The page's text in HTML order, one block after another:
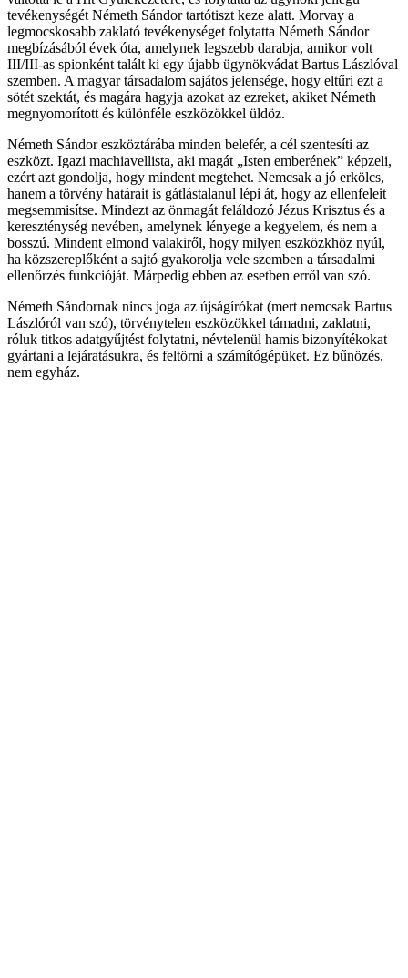
tevékenységét Németh Sándor tartótiszt keze alatt. Morvay a
legmocskosabb zaklató tevékenységet folytatta Németh Sándor
megbízásából évek óta, amelynek legszebb darabja, amikor volt
III/III-as spionként talált ki egy újabb ügynökvádat Bartus Lászlóval
szemben. A magyar társadalom sajátos jelensége, hogy eltűri ezt a
sötét szektát, és magára hagyja azokat az ezreket, akiket Németh
megnyomorított és különféle eszközökkel üldöz.
Németh Sándor eszköztárába minden belefér, a cél szentesíti az
eszközt. Igazi machiavellista, aki magát „Isten emberének” képzeli,
ezért azt gondolja, hogy mindent megtehet. Nemcsak a jó erkölcs,
hanem a törvény határait is gátlástalanul lépi át, hogy az ellenfeleit
megsemmisítse. Mindezt az önmagát feláldozó Jézus Krisztus és a
kereszténység nevében, amelynek lényege a kegyelem, és nem a
bosszú. Mindent elmond valakiről, hogy milyen eszközkhöz nyúl,
ha közszereplőként a sajtó gyakorolja vele szemben a társadalmi
ellenőrzés funkcióját. Márpedig ebben az esetben erről van szó.
Németh Sándornak nincs joga az újságírókat (mert nemcsak Bartus
Lászlóról van szó), törvénytelen eszközökkel támadni, zaklatni,
róluk titkos adatgyűjtést folytatni, névtelenül hamis bizonyítékokat
gyártani a lejáratásukra, és feltörni a számítógépüket. Ez bűnözés,
nem egyház.